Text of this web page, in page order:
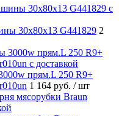
30x80x13 G441829 2
прям.L 250 R9+
1 164 руб. / шт